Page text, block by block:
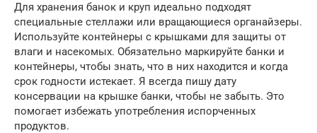
Для хранения банок и круп идеально подходят
специальные стеллажи или вращающиеся органайзеры.
Используйте контейнеры с крышками для защиты от
влаги и насекомых. Обязательно маркируйте банки и
контейнеры, чтобы знать, что в них находится и когда
срок годности истекает. Я всегда пишу дату
консервации на крышке банки, чтобы не забыть. Это
помогает избежать употребления испорченных
продуктов.